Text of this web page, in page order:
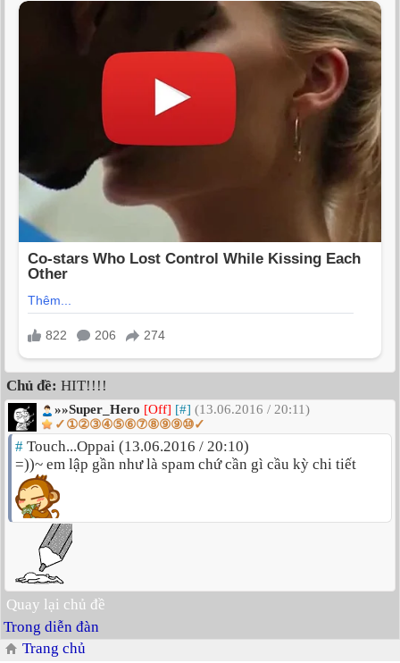
Chủ đề: HIT!!!!
»»Super_Hero [Off] [#] (13.06.2016 / 20:11)
✓①②③④⑤⑥⑦⑧⑨⑨⑩✓
# Touch...Oppai (13.06.2016 / 20:10)
=))~ em lập gần như là spam chứ cần gì cầu kỳ chi tiết
Quay lại chủ đề
Trong diễn đàn
Trang chủ